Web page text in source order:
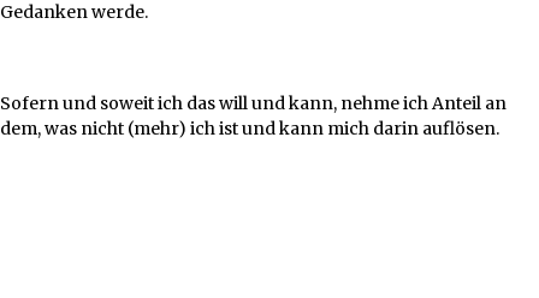
Gedanken werde.
Sofern und soweit ich das will und kann, nehme ich Anteil an
dem, was nicht (mehr) ich ist und kann mich darin auflösen.